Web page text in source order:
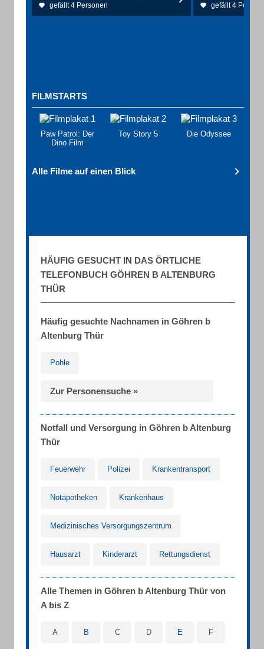
gefällt 4 Personen gefällt 4
FILMSTARTS
Paw Patrol: Der
Dino Film
Toy Story 5 Die Odyssee
Alle Filme auf einen Blick
HÄUFIG GESUCHT IN DAS ÖRTLICHE
TELEFONBUCH GÖHREN B ALTENBURG
THÜR
Häufig gesuchte Nachnamen in Göhren b
Altenburg Thür
Pohle
Zur Personensuche »
Notfall und Versorgung in Göhren b Altenburg
Thür
Feuerwehr Polizei Krankentransport
Notapotheken Krankenhaus
Medizinisches Versorgungszentrum
Hausarzt Kinderarzt Rettungsdienst
Alle Themen in Göhren b Altenburg Thür von
A bis Z
A B C D E F